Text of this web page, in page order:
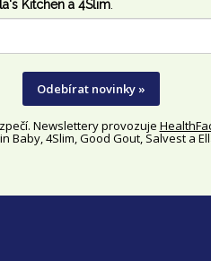
Kitchen a 4Slim.
Odebírat novinky »
Newslettery provozuje
Baby, 4Slim, Good Gout, Salvest a